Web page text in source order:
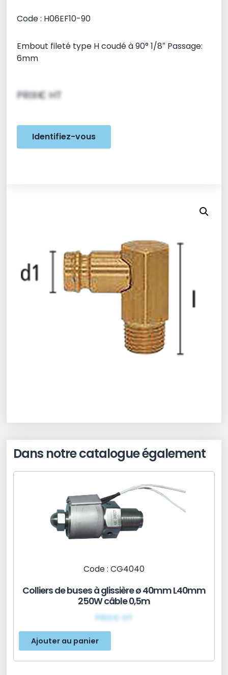
Code : H06EF10-90
Embout fileté type H coudé à 90° 1/8″ Passage:
6mm
PRIX€ HT
Identifiez-vous
Dans notre catalogue également
Code : CG4040
Colliers de buses à glissière ø 40mm L40mm
250W câble 0,5m
PRIX€ HT
Ajouter au panier